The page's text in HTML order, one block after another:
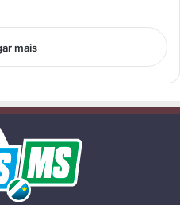
mais